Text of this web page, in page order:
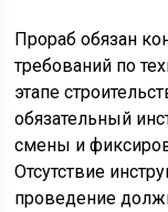
Прораб обязан
требований по
этапе
обязательный
смены и
Отсутствие
проведение